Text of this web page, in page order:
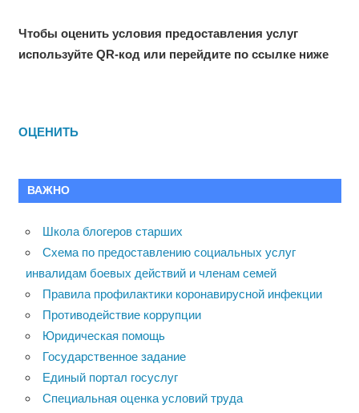
Чтобы оценить условия предоставления услуг
используйте QR-код или перейдите по ссылке ниже
ОЦЕНИТЬ
ВАЖНО
Школа блогеров старших
Схема по предоставлению социальных услуг
инвалидам боевых действий и членам семей
Правила профилактики коронавирусной инфекции
Противодействие коррупции
Юридическая помощь
Государственное задание
Единый портал госуслуг
Специальная оценка условий труда